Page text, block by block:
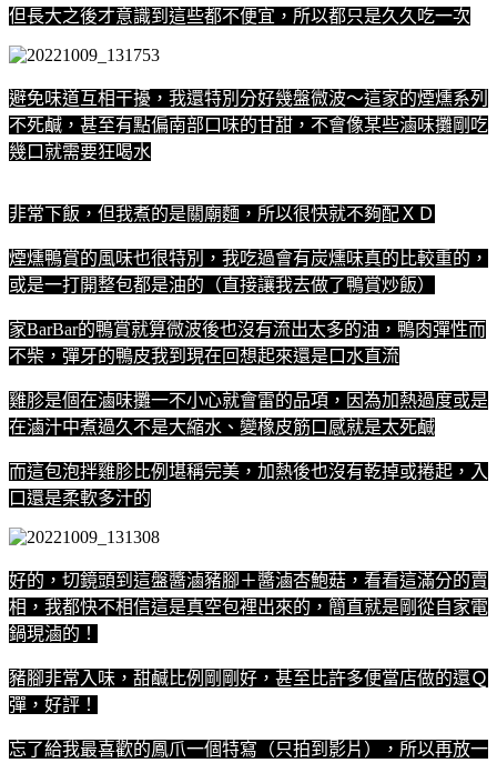
但長大之後才意識到這些都不便宜，所以都只是久久吃一次
避免味道互相干擾，我還特別分好幾盤微波～這家的煙燻系列
不死鹹，甚至有點偏南部口味的甘甜，不會像某些滷味攤剛吃
幾口就需要狂喝水
非常下飯，但我煮的是關廟麵，所以很快就不夠配ＸＤ
煙燻鴨賞的風味也很特別，我吃過會有炭燻味真的比較重的，
或是一打開整包都是油的（直接讓我去做了鴨賞炒飯）
家BarBar的鴨賞就算微波後也沒有流出太多的油，鴨肉彈性而
不柴，彈牙的鴨皮我到現在回想起來還是口水直流
雞胗是個在滷味攤一不小心就會雷的品項，因為加熱過度或是
在滷汁中煮過久不是大縮水、變橡皮筋口感就是太死鹹
而這包泡拌雞胗比例堪稱完美，加熱後也沒有乾掉或捲起，入
口還是柔軟多汁的
好的，切鏡頭到這盤醬滷豬腳＋醬滷杏鮑菇，看看這滿分的賣
相，我都快不相信這是真空包裡出來的，簡直就是剛從自家電
鍋現滷的！
豬腳非常入味，甜鹹比例剛剛好，甚至比許多便當店做的還Ｑ
彈，好評！
忘了給我最喜歡的鳳爪一個特寫（只拍到影片），所以再放一